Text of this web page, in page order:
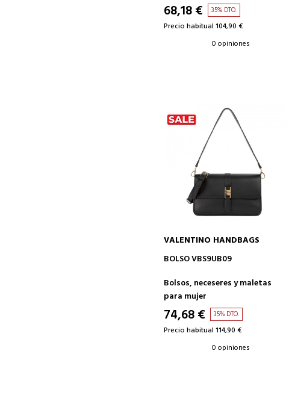
68,18 € 35% DTO.
Precio habitual 104,90 €
0 opiniones
AÑADIR A LA CESTA
VALENTINO HANDBAGS
BOLSO VBS9UB09
Bolsos, neceseres y maletas
para mujer
74,68 € 35% DTO.
Precio habitual 114,90 €
0 opiniones